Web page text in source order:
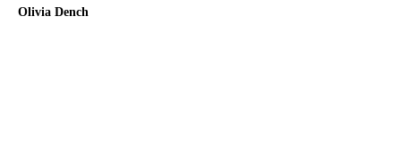
Olivia Dench